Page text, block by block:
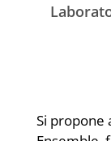
Si propone